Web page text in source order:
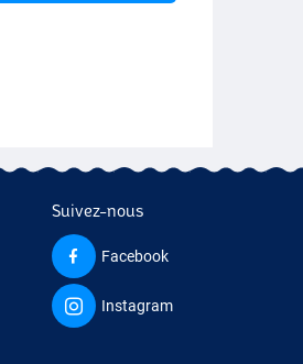
Suivez-nous
Facebook
Instagram